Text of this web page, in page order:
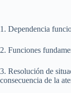
1. Dependencia
2. Funciones
3. Resolución de
consecuencia de la